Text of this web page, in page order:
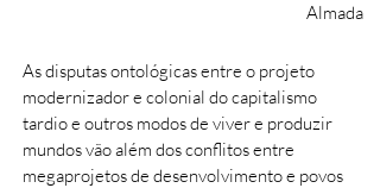
Almada
As disputas ontológicas entre o projeto
modernizador e colonial do capitalismo
tardio e outros modos de viver e produzir
mundos vão além dos conflitos entre
megaprojetos de desenvolvimento e povos